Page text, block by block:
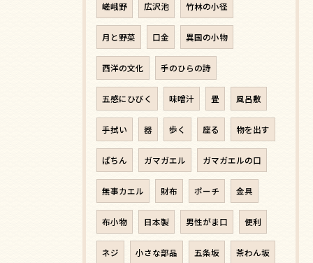
嵯峨野 広沢池 竹林の小径
月と野菜 口金 異国の小物
西洋の文化 手のひらの詩
五感にひびく 味噌汁 畳 風呂敷
手拭い 器 歩く 座る 物を出す
ぱちん ガマガエル ガマガエルの口
無事カエル 財布 ポーチ 金具
布小物 日本製 男性がま口 便利
ネジ 小さな部品 五条坂 茶わん坂